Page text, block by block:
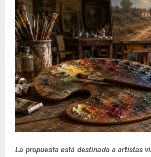
La propuesta está destinada a artistas